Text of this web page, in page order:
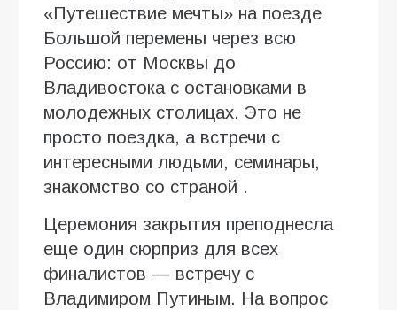
«Путешествие мечты» на поезде
Большой перемены через всю
Россию: от Москвы до
Владивостока с остановками в
молодежных столицах. Это не
просто поездка, а встречи с
интересными людьми, семинары,
знакомство со страной .
Церемония закрытия преподнесла
еще один сюрприз для всех
финалистов — встречу с
Владимиром Путиным. На вопрос